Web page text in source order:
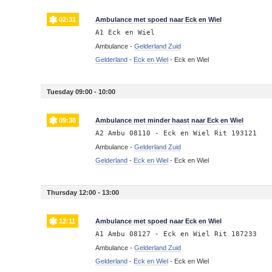
02:31 Ambulance met spoed naar Eck en Wiel
A1 Eck en Wiel
Ambulance -Gelderland Zuid
Gelderland - Eck en Wiel - Eck en Wiel
Tuesday 09:00 - 10:00
09:38 Ambulance met minder haast naar Eck en Wiel
A2 Ambu 08110 - Eck en Wiel Rit 193121
Ambulance -Gelderland Zuid
Gelderland - Eck en Wiel - Eck en Wiel
Thursday 12:00 - 13:00
12:11 Ambulance met spoed naar Eck en Wiel
A1 Ambu 08127 - Eck en Wiel Rit 187233
Ambulance -Gelderland Zuid
Gelderland - Eck en Wiel - Eck en Wiel